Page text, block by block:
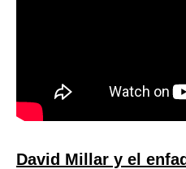
David Millar y el